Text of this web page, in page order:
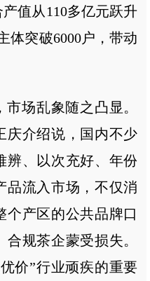
值从110多亿元跃升
体突破6000户，带动
场乱象随之凸显。
庆介绍说，国内不少
辨、以次充好、年份
品流入市场，不仅消
个产区的公共品牌口
规茶企蒙受损失。
价”行业顽疾的重要